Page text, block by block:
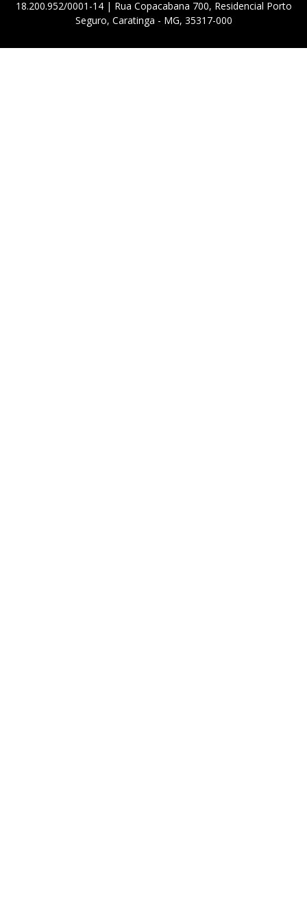
18.200.952/0001-14 | Rua Copacabana 700, Residencial Porto
Seguro, Caratinga - MG, 35317-000